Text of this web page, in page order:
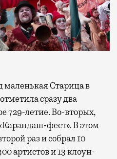
сразу два
729-летие. Во-вторых,
фест». В этом
раз и собрал 10
артистов и 13 клоун-